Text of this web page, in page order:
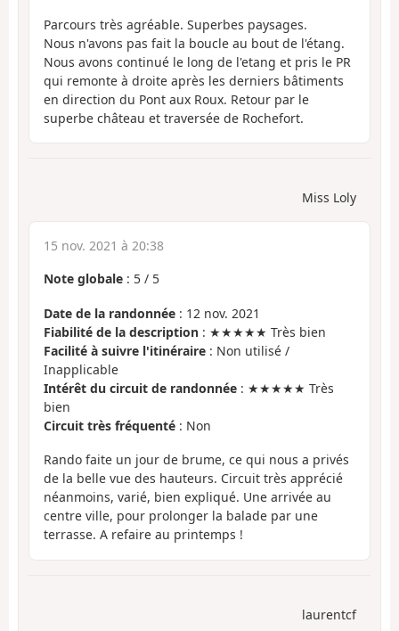
Parcours très agréable. Superbes paysages.
Nous n'avons pas fait la boucle au bout de l'étang.
Nous avons continué le long de l'etang et pris le PR
qui remonte à droite après les derniers bâtiments
en direction du Pont aux Roux. Retour par le
superbe château et traversée de Rochefort.
Miss Loly
15 nov. 2021 à 20:38
Note globale : 5 / 5
Date de la randonnée : 12 nov. 2021
Fiabilité de la description : ★★★★★ Très bien
Facilité à suivre l'itinéraire : Non utilisé /
Inapplicable
Intérêt du circuit de randonnée : ★★★★★ Très
bien
Circuit très fréquenté : Non
Rando faite un jour de brume, ce qui nous a privés
de la belle vue des hauteurs. Circuit très apprécié
néanmoins, varié, bien expliqué. Une arrivée au
centre ville, pour prolonger la balade par une
terrasse. A refaire au printemps !
laurentcf